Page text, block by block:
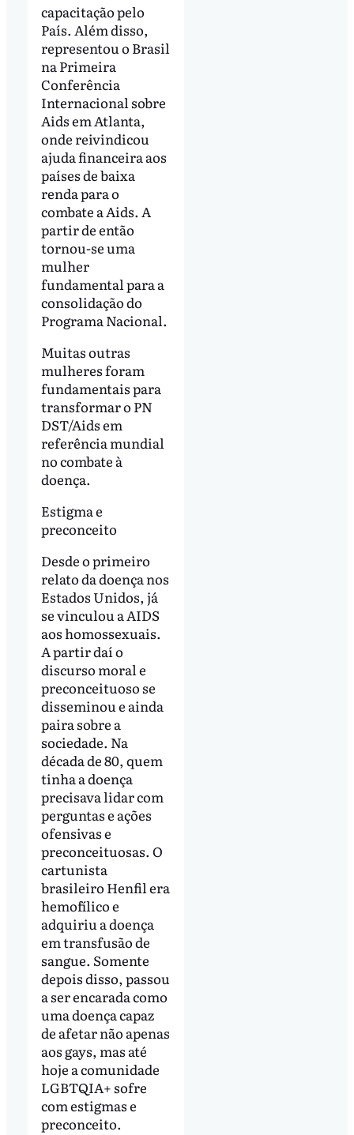
capacitação pelo
País. Além disso,
representou o Brasil
na Primeira
Conferência
Internacional sobre
Aids em Atlanta,
onde reivindicou
ajuda financeira aos
países de baixa
renda para o
combate a Aids. A
partir de então
tornou-se uma
mulher
fundamental para a
consolidação do
Programa Nacional.
Muitas outras
mulheres foram
fundamentais para
transformar o PN
DST/Aids em
referência mundial
no combate à
doença.
Estigma e
preconceito
Desde o primeiro
relato da doença nos
Estados Unidos, já
se vinculou a AIDS
aos homossexuais.
A partir daí o
discurso moral e
preconceituoso se
disseminou e ainda
paira sobre a
sociedade. Na
década de 80, quem
tinha a doença
precisava lidar com
perguntas e ações
ofensivas e
preconceituosas. O
cartunista
brasileiro Henfil era
hemofílico e
adquiriu a doença
em transfusão de
sangue. Somente
depois disso, passou
a ser encarada como
uma doença capaz
de afetar não apenas
aos gays, mas até
hoje a comunidade
LGBTQIA+ sofre
com estigmas e
preconceito.